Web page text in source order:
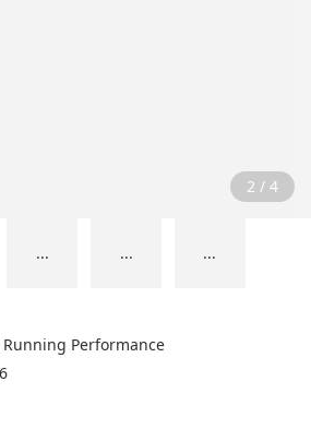
2 / 4
... ... ...
Performance